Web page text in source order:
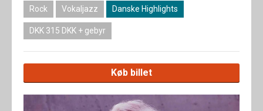
Rock Vokaljazz Danske Highlights
DKK 315 DKK + gebyr
Køb billet